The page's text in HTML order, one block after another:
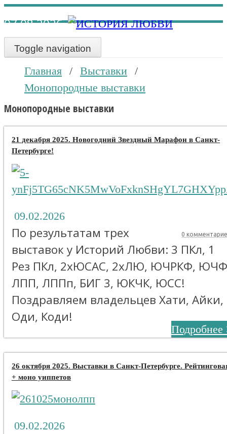
07.08.2026
Toggle navigation
Главная / Выставки /
Монопородные выставки
Монопородные выставки
21 декабря 2025. Новогодний Звездный Марафон в Санкт-
Петербурге!
09.02.2026
0
По результатам трех
выставок у Историй Любви: 3 ПКл, 1
Рез ПКл, 2хЮСАС, 2хЛЮ, ЮЧРКФ,
ЛПП, ЛППп, БИГ 3, ЮКЧК, ЮСС!
Поздравляем владельцев Хати, Айки,
Оди, Коди!
Подробнее
26 октября 2025. Выставки в Санкт-Петербурге.
+ моно уиппетов
09.02.2026